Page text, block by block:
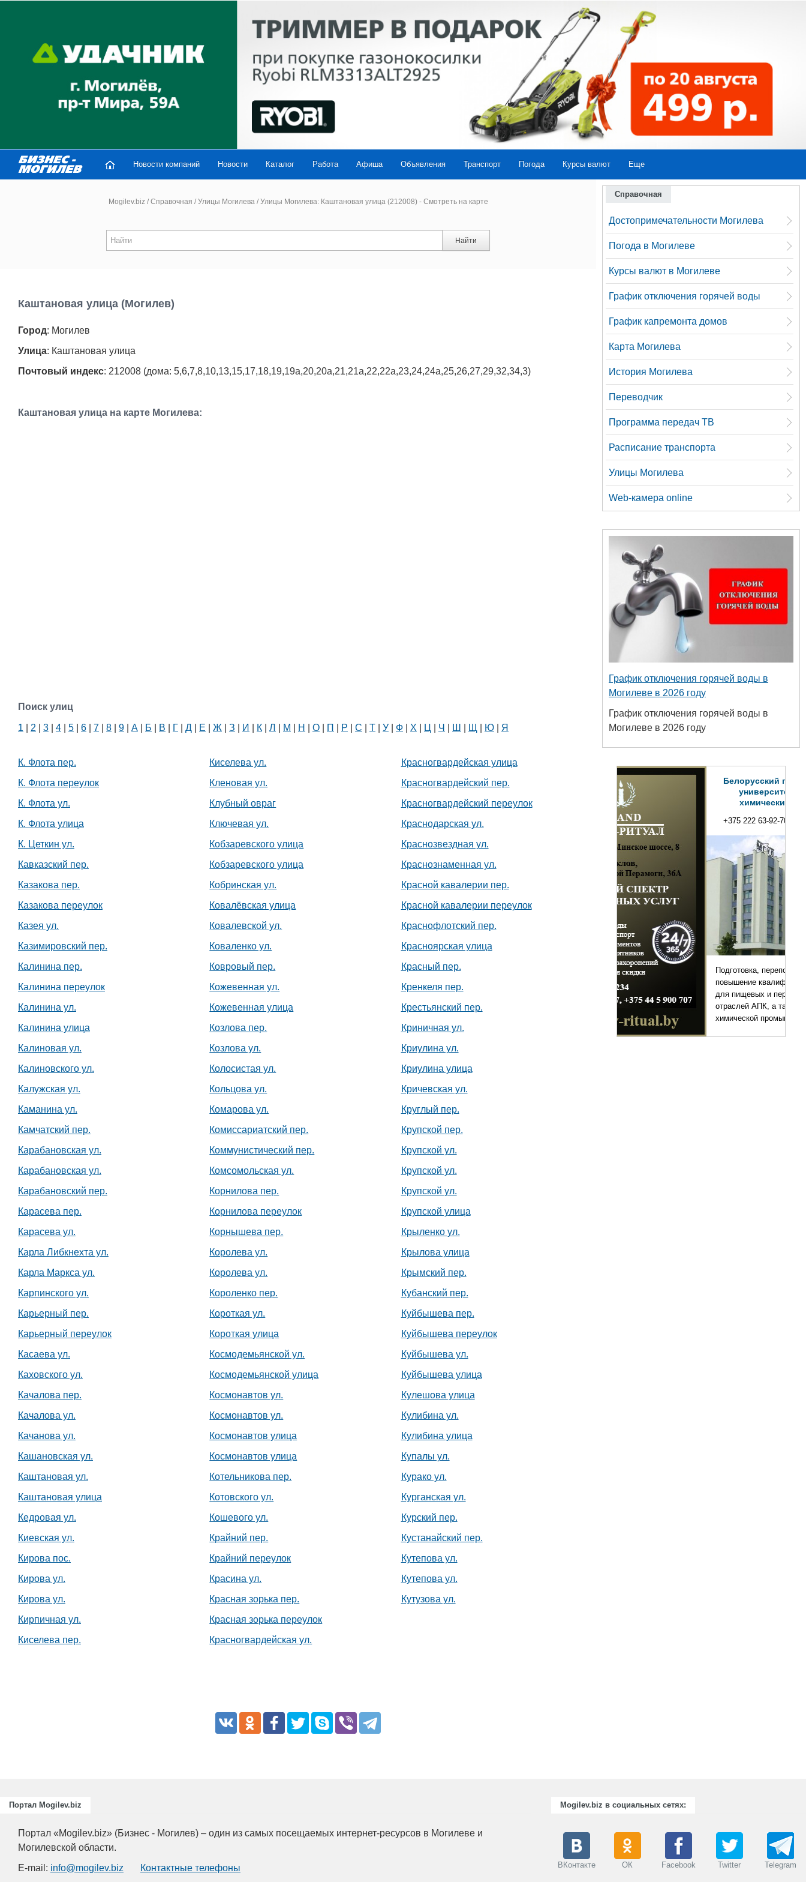
Новости компаний Новости Каталог Работа Афиша Объявления Транспорт Погода Курсы валют Еще
Mogilev.biz / Справочная / Улицы Могилева /Улицы Могилева: Каштановая улица (212008) - Смотреть на карте
Найти
Каштановая улица (Могилев)
Город: Могилев
Улица: Каштановая улица
Почтовый индекс: 212008 (дома: 5,6,7,8,10,13,15,17,18,19,19а,20,20а,21,21а,22,22а,23,24,24а,25,26,27,29,32,34,3)
Каштановая улица на карте Могилева:
Поиск улиц
1 2 3 4 5 6 7 8 9 А Б В Г Д Е Ж З И К Л М Н О П Р С Т У Ф Х Ц Ч Ш Щ Ю Я
К. Флота пер.
К. Флота переулок
К. Флота ул.
К. Флота улица
К. Цеткин ул.
Кавказский пер.
Казакова пер.
Казакова переулок
Казея ул.
Казимировский пер.
Калинина пер.
Калинина переулок
Калинина ул.
Калинина улица
Калиновая ул.
Калиновского ул.
Калужская ул.
Каманина ул.
Камчатский пер.
Карабановская ул.
Карабановская ул.
Карабановский пер.
Карасева пер.
Карасева ул.
Карла Либкнехта ул.
Карла Маркса ул.
Карпинского ул.
Карьерный пер.
Карьерный переулок
Касаева ул.
Каховского ул.
Качалова пер.
Качалова ул.
Качанова ул.
Кашановская ул.
Каштановая ул.
Каштановая улица
Кедровая ул.
Киевская ул.
Кирова пос.
Кирова ул.
Кирова ул.
Кирпичная ул.
Киселева пер.
Киселева ул.
Кленовая ул.
Клубный овраг
Ключевая ул.
Кобзаревского улица
Кобзаревского улица
Кобринская ул.
Ковалёвская улица
Ковалевской ул.
Коваленко ул.
Ковровый пер.
Кожевенная ул.
Кожевенная улица
Козлова пер.
Козлова ул.
Колосистая ул.
Кольцова ул.
Комарова ул.
Комиссариатский пер.
Коммунистический пер.
Комсомольская ул.
Корнилова пер.
Корнилова переулок
Корнышева пер.
Королева ул.
Королева ул.
Короленко пер.
Короткая ул.
Короткая улица
Космодемьянской ул.
Космодемьянской улица
Космонавтов ул.
Космонавтов ул.
Космонавтов улица
Космонавтов улица
Котельникова пер.
Котовского ул.
Кошевого ул.
Крайний пер.
Крайний переулок
Красина ул.
Красная зорька пер.
Красная зорька переулок
Красногвардейская ул.
Красногвардейская улица
Красногвардейский пер.
Красногвардейский переулок
Краснодарская ул.
Краснозвездная ул.
Краснознаменная ул.
Красной кавалерии пер.
Красной кавалерии переулок
Краснофлотский пер.
Красноярская улица
Красный пер.
Кренкеля пер.
Крестьянский пер.
Криничная ул.
Криулина ул.
Криулина улица
Кричевская ул.
Круглый пер.
Крупской пер.
Крупской ул.
Крупской ул.
Крупской ул.
Крупской улица
Крыленко ул.
Крылова улица
Крымский пер.
Кубанский пер.
Куйбышева пер.
Куйбышева переулок
Куйбышева ул.
Куйбышева улица
Кулешова улица
Кулибина ул.
Кулибина улица
Купалы ул.
Курако ул.
Курганская ул.
Курский пер.
Кустанайский пер.
Кутепова ул.
Кутепова ул.
Кутузова ул.
Справочная
Достопримечательности Могилева
Погода в Могилеве
Курсы валют в Могилеве
График отключения горячей воды
График капремонта домов
Карта Могилева
История Могилева
Переводчик
Программа передач ТВ
Расписание транспорта
Улицы Могилева
Web-камера online
График отключения горячей воды в
Могилеве в 2026 году
График отключения горячей воды в
Могилеве в 2026 году
Белорусский государственный
университет пищевых и
химических технологий
+375 222 63-92-70, +375 222 63-18-45
Подготовка, переподготовка и
повышение квалификации специалистов
для пищевых и перерабатывающих
отраслей АПК, а также предприятий
химической промышленности.
Портал Mogilev.biz
Портал «Mogilev.biz» (Бизнес - Могилев) – один из самых посещаемых интернет-ресурсов в Могилеве и
Могилевской области.
E-mail: info@mogilev.biz Контактные телефоны
Mogilev.biz в социальных сетях:
ВКонтакте ОК Facebook Twitter Telegram